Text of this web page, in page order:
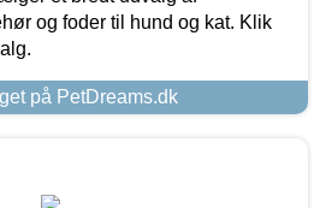
og foder til hund og kat. Klik
på PetDreams.dk